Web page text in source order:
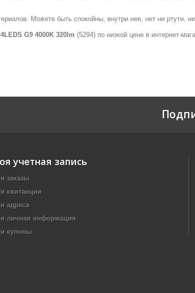
Можете быть спокойны, внутри нее, нет ни ртути,
G9 4000K 320lm (5294) по низкой цене в интернет-
учетная запись
заказы
квитанции
адреса
личная информация
купоны